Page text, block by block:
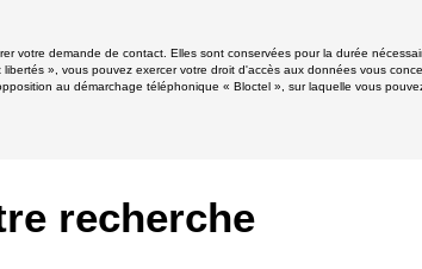
votre demande de contact. Elles sont conservées pour la durée
», vous pouvez exercer votre droit d'accès aux données vous
au démarchage téléphonique « Bloctel », sur laquelle vous
recherche